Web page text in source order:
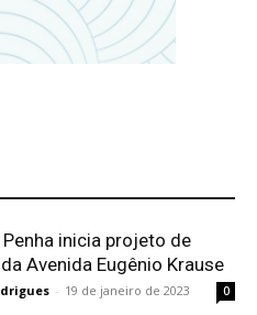
inicia projeto de
Avenida Eugênio Krause
- 19 de janeiro de 2023 0